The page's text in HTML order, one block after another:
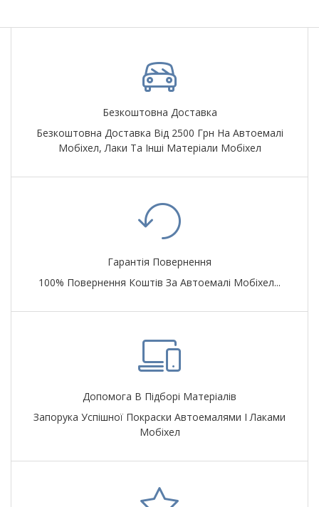
Безкоштовна Доставка
Безкоштовна Доставка Від 2500 Грн На Автоемалі
Мобіхел, Лаки Та Інші Матеріали Мобіхел
Гарантія Повернення
100% Повернення Коштів За Автоемалі Мобіхел...
Допомога В Підборі Матеріалів
Запорука Успішної Покраски Автоемалями І Лаками
Мобіхел